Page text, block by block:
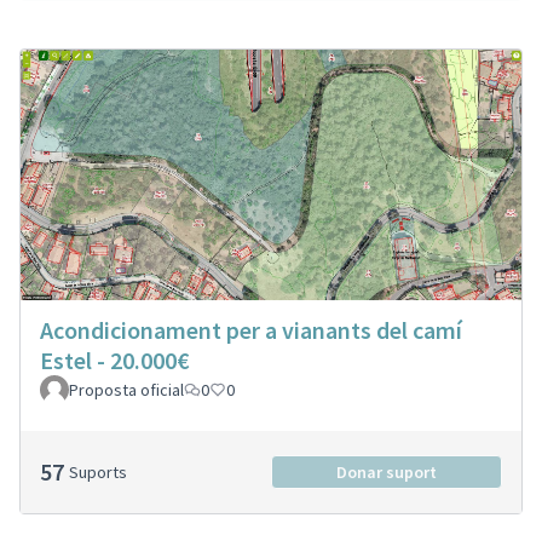
Acondicionament per a vianants del camí
Estel - 20.000€
Proposta oficial 0 0
57 Suports Donar suport